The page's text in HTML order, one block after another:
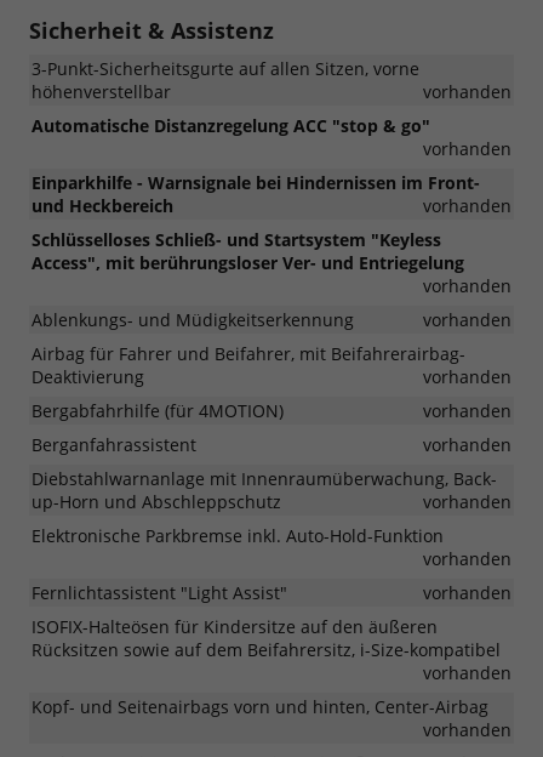
Sicherheit & Assistenz
3-Punkt-Sicherheitsgurte auf allen Sitzen, vorne
höhenverstellbar
vorhanden
Automatische Distanzregelung ACC "stop & go"
vorhanden
Einparkhilfe - Warnsignale bei Hindernissen im Front-
und Heckbereich
vorhanden
Schlüsselloses Schließ- und Startsystem "Keyless
Access", mit berührungsloser Ver- und Entriegelung
vorhanden
Ablenkungs- und Müdigkeitserkennung
vorhanden
Airbag für Fahrer und Beifahrer, mit Beifahrerairbag-
Deaktivierung
vorhanden
Bergabfahrhilfe (für 4MOTION)
vorhanden
Berganfahrassistent
vorhanden
Diebstahlwarnanlage mit Innenraumüberwachung, Back-
up-Horn und Abschleppschutz
vorhanden
Elektronische Parkbremse inkl. Auto-Hold-Funktion
vorhanden
Fernlichtassistent "Light Assist"
vorhanden
ISOFIX-Halteösen für Kindersitze auf den äußeren
Rücksitzen sowie auf dem Beifahrersitz, i-Size-kompatibel
vorhanden
Kopf- und Seitenairbags vorn und hinten, Center-Airbag
vorhanden